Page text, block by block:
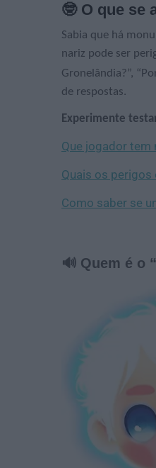
🤓 O que se
Sabia que há
nariz pode ser
Gronelândia?”,
de respostas.
Experimente
Que jogador tem
Quais os
Como saber se
🔊 Quem é o